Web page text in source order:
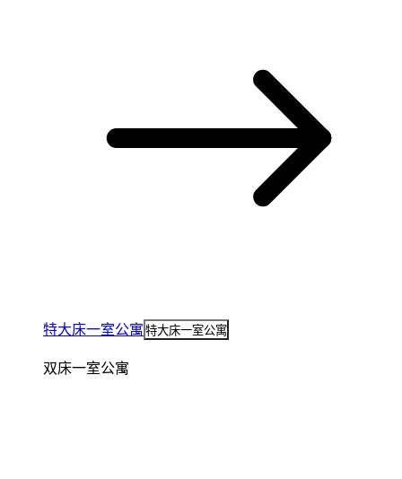
特大床一室公寓 特大床一室公寓
双床一室公寓